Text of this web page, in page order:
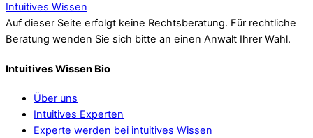
Intuitives Wissen
Auf dieser Seite erfolgt keine Rechtsberatung. Für rechtliche
Beratung wenden Sie sich bitte an einen Anwalt Ihrer Wahl.
Intuitives Wissen Bio
Über uns
Intuitives Experten
Experte werden bei intuitives Wissen